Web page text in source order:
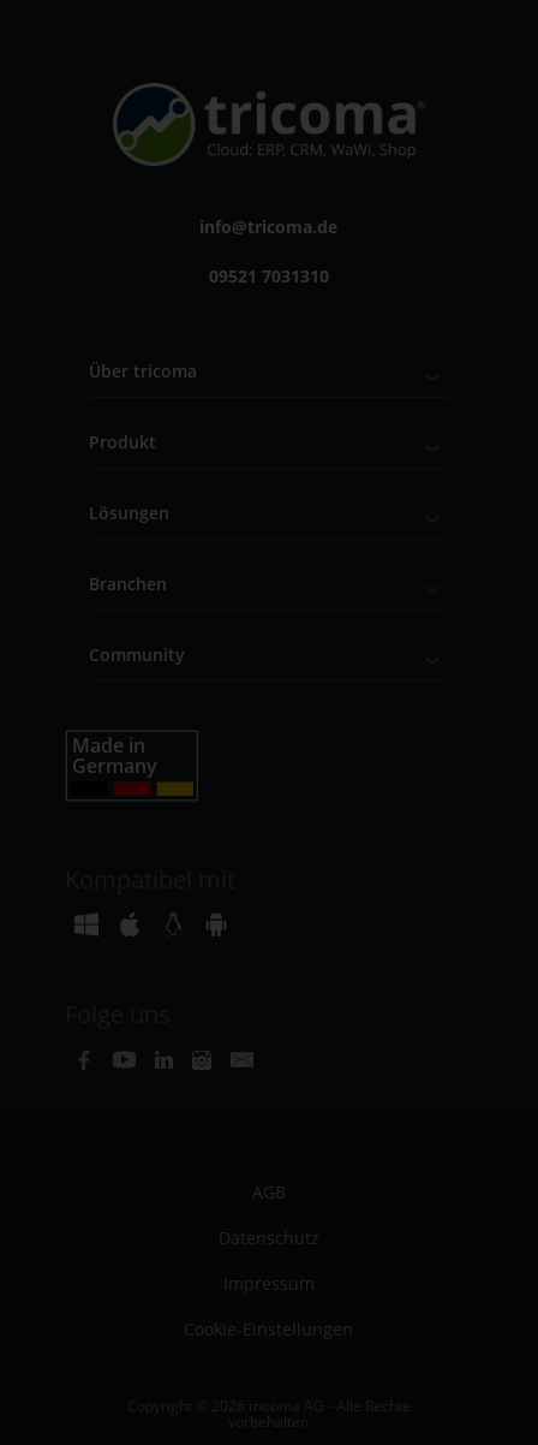
info@tricoma.de
09521 7031310
Über tricoma
Produkt
Lösungen
Branchen
Community
AGB
Datenschutz
Impressum
Cookie-Einstellungen